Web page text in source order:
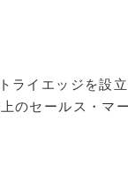
イエッジを設立
のセールス・マ